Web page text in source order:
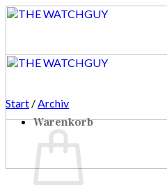
Zum
Warenkorb
Start /Archiv